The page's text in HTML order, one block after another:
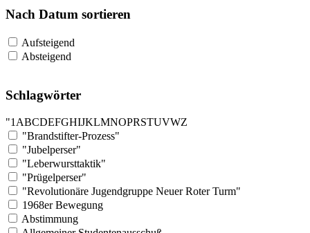
Nach Datum sortieren
Aufsteigend
Absteigend
Schlagwörter
"1 ABCDEFGHIJKLMNOPRSTUVWZ
"Brandstifter-Prozess"
"Jubelperser"
"Leberwursttaktik"
"Prügelperser"
"Revolutionäre Jugendgruppe Neuer Roter Turm"
1968er Bewegung
Abstimmung